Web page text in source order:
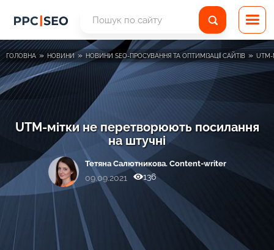
ГОЛОВНА » НОВИНИ » НОВИНИ SEO-ПРОСУВАННЯ ТА ОПТИМІЗАЦІЇ САЙТІВ »
UTM-мітки не перетворюють посилання
на штучні
Тетяна Салютникова. Content-writer
09.09.2021 136